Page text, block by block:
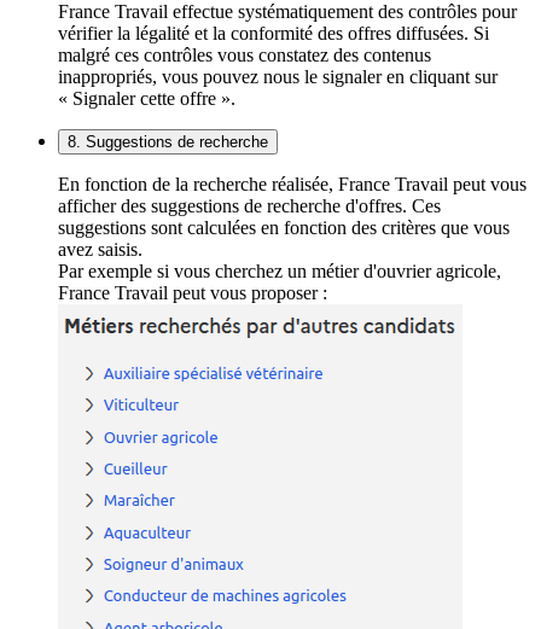
France Travail effectue systématiquement des contrôles pour
vérifier la légalité et la conformité des offres diffusées. Si
malgré ces contrôles vous constatez des contenus
inappropriés, vous pouvez nous le signaler en cliquant sur
« Signaler cette offre ».
8. Suggestions de recherche
En fonction de la recherche réalisée, France Travail peut vous
afficher des suggestions de recherche d'offres. Ces
suggestions sont calculées en fonction des critères que vous
avez saisis.
Par exemple si vous cherchez un métier d'ouvrier agricole,
France Travail peut vous proposer :